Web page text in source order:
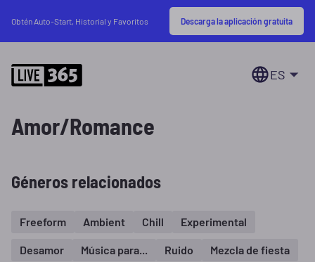
Obtén Auto-Start, Historial y Favoritos Descarga la aplicación gratuita
ES
Amor/Romance
Géneros relacionados
Freeform Ambient Chill Experimental
Desamor Música para... Ruido Mezcla de fiesta